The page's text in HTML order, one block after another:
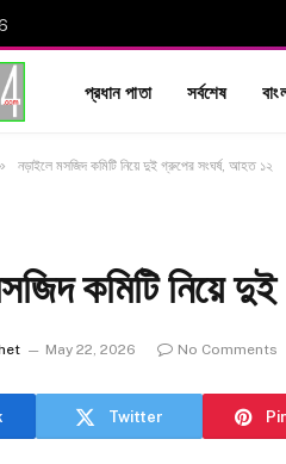
প্রধান পাতা সর্বশেষ
নড়াইলে মসজিদ কমিটি নিয়ে দুই গ্রুপের সংঘর্ষ, আহত ১২
কমিটি নিয়ে
May 22, 2026 No Comments
Twitter